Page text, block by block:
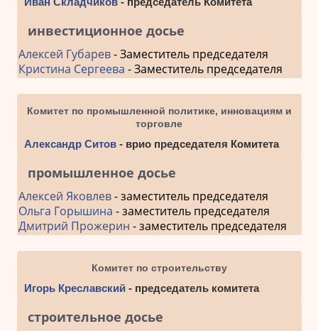
инвестиционное досье
Алексей Губарев- Заместитель председателя
Кристина Сергеева - Заместитель председателя
Комитет по промышленной политике, инновациям и
торговле
Александр Ситов- врио председателя Комитета
промышленное досье
Алексей Яковлев- заместитель председателя
Ольга Горышина - заместитель председателя
Дмитрий Прожерин - заместитель председателя
Комитет по строительству
Игорь Креславский - председатель комитета
строительное досье